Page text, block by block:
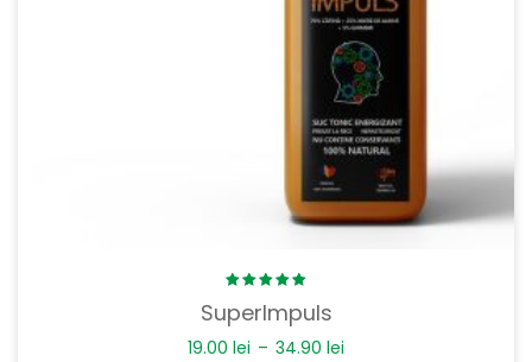
5.00 out
of 5
SuperImpuls
19.00 lei – 34.90 lei